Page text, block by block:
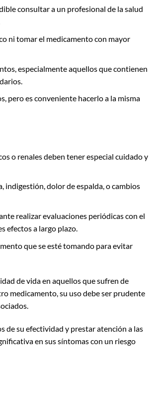
consultar a un profesional de la salud
ni tomar el medicamento con mayor
especialmente aquellos que contienen
pero es conveniente hacerlo a la misma
o renales deben tener especial cuidado y
indigestión, dolor de espalda, o cambios
realizar evaluaciones periódicas con el
efectos a largo plazo.
que se esté tomando para evitar
de vida en aquellos que sufren de
medicamento, su uso debe ser prudente
de su efectividad y prestar atención a las
en sus síntomas con un riesgo